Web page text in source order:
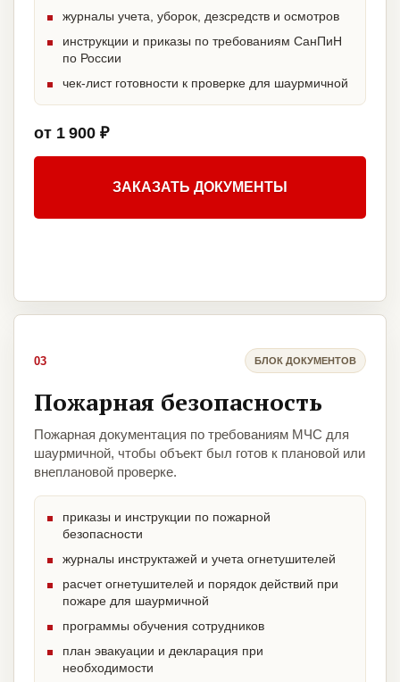
журналы учета, уборок, дезсредств и осмотров
инструкции и приказы по требованиям СанПиН
по России
чек-лист готовности к проверке для шаурмичной
от 1 900 ₽
ЗАКАЗАТЬ ДОКУМЕНТЫ
03 БЛОК ДОКУМЕНТОВ
Пожарная безопасность
Пожарная документация по требованиям МЧС для
шаурмичной, чтобы объект был готов к плановой или
внеплановой проверке.
приказы и инструкции по пожарной
безопасности
журналы инструктажей и учета огнетушителей
расчет огнетушителей и порядок действий при
пожаре для шаурмичной
программы обучения сотрудников
план эвакуации и декларация при
необходимости